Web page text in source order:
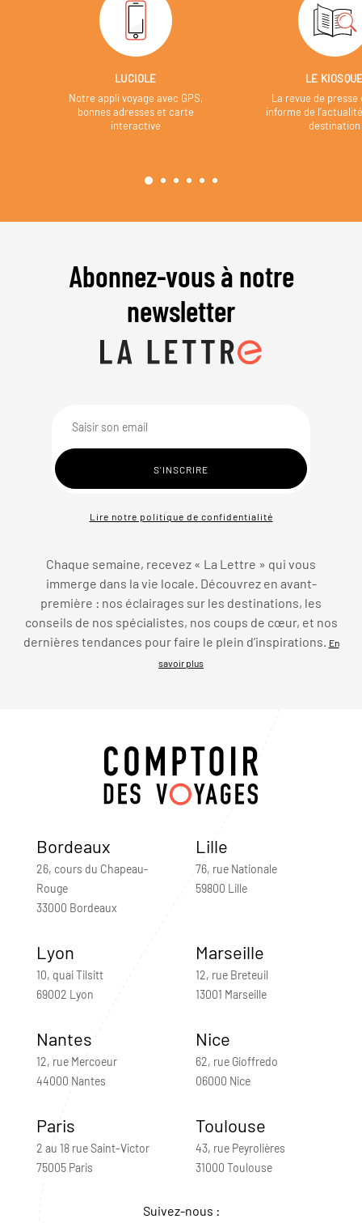
LUCIOLE
Notre appli voyage avec GPS,
bonnes adresses et carte
interactive
LE
La revue de presse
informe de
destination
Abonnez-vous à notre
newsletter
Lire notre politique de confidentialité
Chaque semaine, recevez « La Lettre » qui vous
immerge dans la vie locale. Découvrez en avant-
première : nos éclairages sur les destinations, les
conseils de nos spécialistes, nos coups de cœur, et nos
dernières tendances pour faire le plein d’inspirations.
En
savoir plus
Bordeaux
26, cours du Chapeau-
Rouge
33000 Bordeaux
Lille
76, rue Nationale
59800 Lille
Lyon
10, quai Tilsitt
69002 Lyon
Marseille
12, rue Breteuil
13001 Marseille
Nantes
12, rue Mercoeur
44000 Nantes
Nice
62, rue Gioffredo
06000 Nice
Paris
2 au 18 rue Saint-Victor
75005 Paris
Toulouse
43, rue Peyrolières
31000 Toulouse
Suivez-nous :